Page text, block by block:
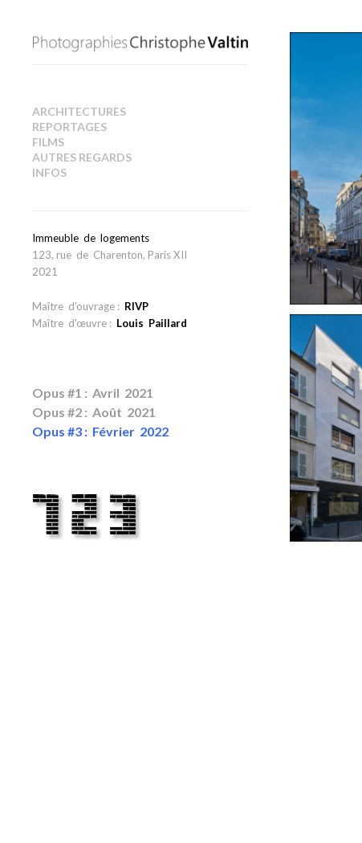
ARCHITECTURES
REPORTAGES
FILMS
AUTRES REGARDS
INFOS
Immeuble de logements
123, rue de Charenton, Paris XII
2021
Maître d'ouvrage : RIVP
Maître d'œuvre : Louis Paillard
Opus #1 : Avril 2021
Opus #2 : Août 2021
Opus #3 : Février 2022